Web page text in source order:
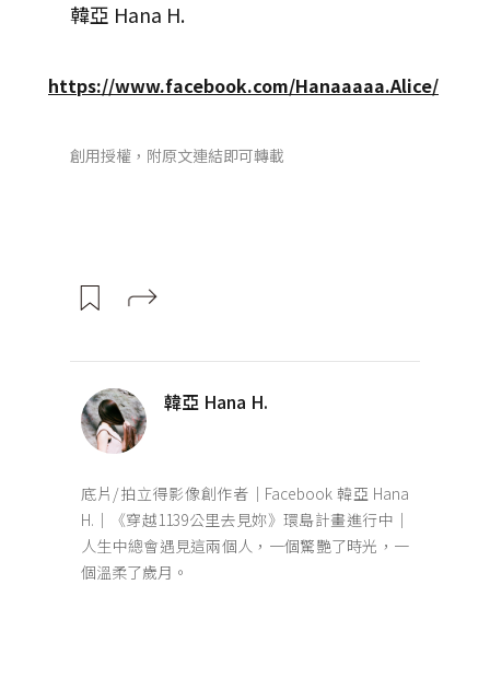
韓亞 Hana H.
https://www.facebook.com/Hanaaaaa.Alice/
創用授權，附原文連結即可轉載
韓亞 Hana H.
底片/拍立得影像創作者｜Facebook 韓亞 Hana
H.｜《穿越1139公里去見妳》環島計畫進行中｜
人生中總會遇見這兩個人，一個驚艷了時光，一
個溫柔了歲月。